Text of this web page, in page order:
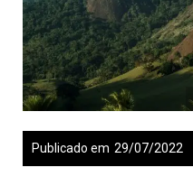
29/07/2022
Publicado em